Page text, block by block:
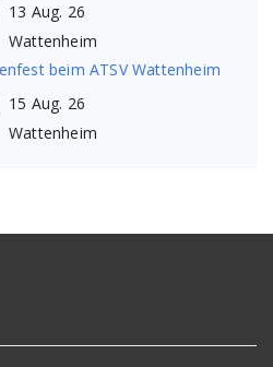
13 Aug. 26
Wattenheim
beim ATSV Wattenheim
15 Aug. 26
Wattenheim